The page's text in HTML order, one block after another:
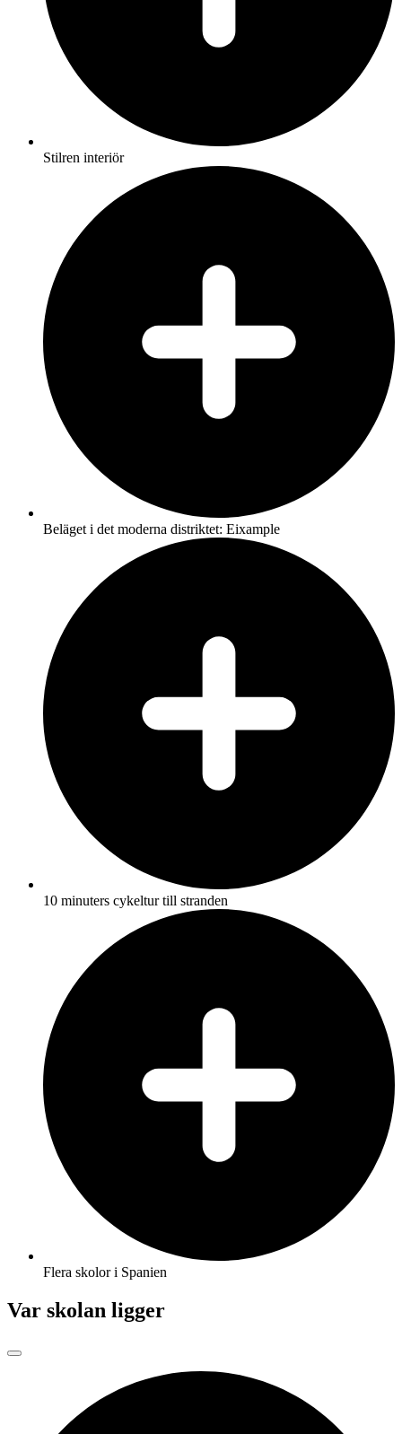
Stilren interiör
Beläget i det moderna distriktet: Eixample
10 minuters cykeltur till stranden
Flera skolor i Spanien
Var skolan ligger